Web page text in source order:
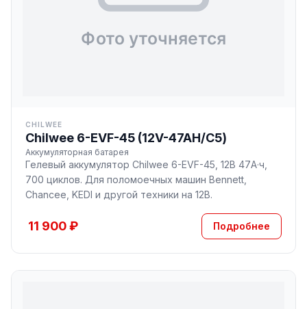
CHILWEE
Chilwee 6-EVF-45 (12V-47AH/С5)
Аккумуляторная батарея
Гелевый аккумулятор Chilwee 6-EVF-45, 12В 47А·ч,
700 циклов. Для поломоечных машин Bennett,
Chancee, KEDI и другой техники на 12В.
11 900 ₽ Подробнее